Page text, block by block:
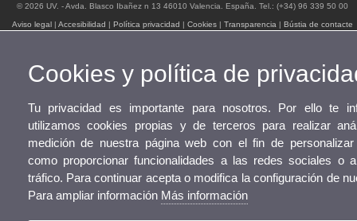
© 2026 UV. - Avda. Blasco Ibañez n 13 46010 Valencia. España. Tel.: (+34) 96 339 50 00
Aviso legal| Accesibilidad | Política privacidad | Cookies| Transparencia| Bústia de contacte
Cookies y política de
Tu privacidad es importante para nosotros. Por ello te
utilizamos cookies propias y de terceros para realizar
medición de nuestra página web con el fin de personalizar
como proporcionar funcionalidades a las redes sociales o
tráfico. Para continuar acepta o modifica la configuración de
Para ampliar información Más información